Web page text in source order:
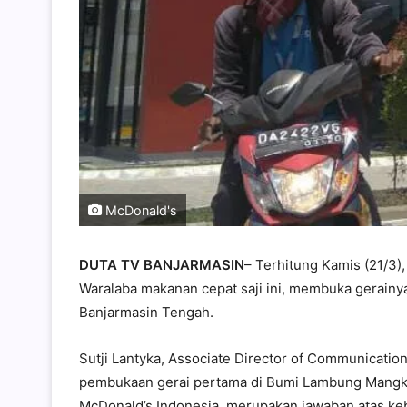
McDonald's
DUTA TV BANJARMASIN– Terhitung Kamis (21/
Waralaba makanan cepat saji ini, membuka
Banjarmasin Tengah.
Sutji Lantyka, Associate Director of
pembukaan gerai pertama di Bumi Lambung